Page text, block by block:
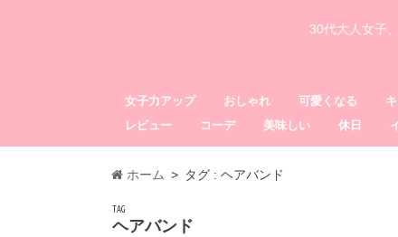
30代大人女子
女子力アップ おしゃれ 可愛くなる
レビュー
コーデ 美味しい 休日
ホーム タグ : ヘアバンド
TAG
ヘアバンド